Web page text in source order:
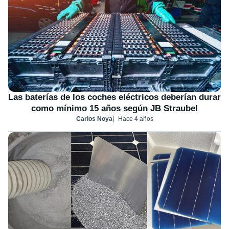
Las baterías de los coches eléctricos deberían durar
como mínimo 15 años según JB Straubel
Carlos Noya Hace 4 años